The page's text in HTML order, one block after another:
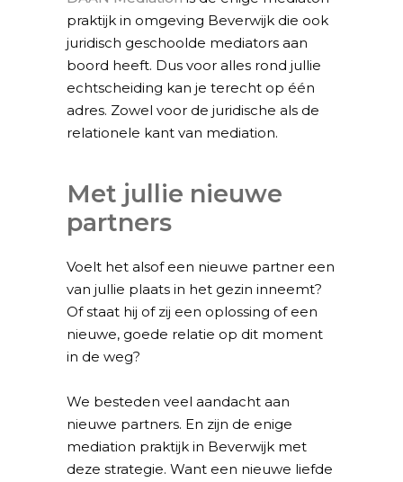
praktijk in omgeving Beverwijk die ook
juridisch geschoolde mediators aan
boord heeft. Dus voor alles rond jullie
echtscheiding kan je terecht op één
adres. Zowel voor de juridische als de
relationele kant van mediation.
Met jullie nieuwe
partners
Voelt het alsof een nieuwe partner een
van jullie plaats in het gezin inneemt?
Of staat hij of zij een oplossing of een
nieuwe, goede relatie op dit moment
in de weg?
We besteden veel aandacht aan
nieuwe partners. En zijn de enige
mediation praktijk in Beverwijk met
deze strategie. Want een nieuwe liefde